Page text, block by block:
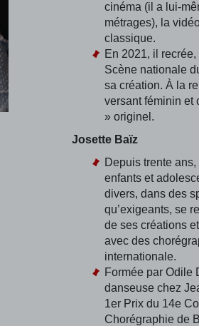
cinéma (il a lui-
métrages), la
classique.
En 2021, il recrée,
Scène nationale
sa création. À la
versant féminin et
» originel.
Josette Baïz
Depuis trente ans,
enfants et
divers, dans des
qu’exigeants, se
de ses créations
avec des
internationale.
Formée par Odile
danseuse chez
1er Prix du 14e
Chorégraphie de